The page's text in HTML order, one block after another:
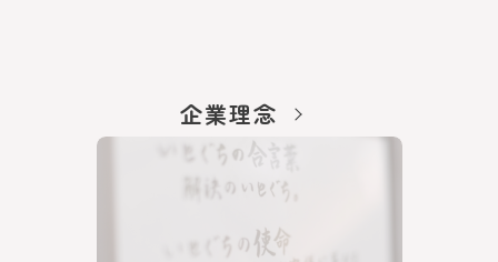
企業理念